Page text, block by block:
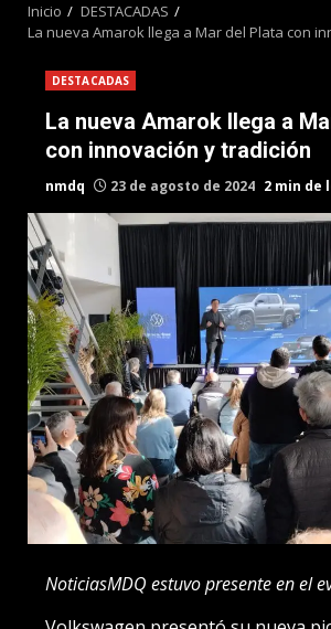
Inicio
DESTACADAS
La nueva Amarok llega a Mar del Plata con
DESTACADAS
La nueva Amarok llega a
con innovación y tradición
nmdq 23 de agosto de 2024 2 min de
NoticiasMDQ estuvo presente en el